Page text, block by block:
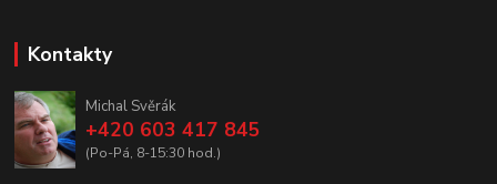
Kontakty
Michal Svěrák
+420 603 417 845
(Po-Pá, 8-15:30 hod.)